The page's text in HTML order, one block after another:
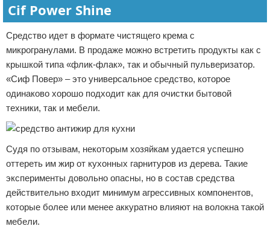
Cif Power Shine
Средство идет в формате чистящего крема с
микрогранулами. В продаже можно встретить продукты как с
крышкой типа «флик-флак», так и обычный пульверизатор.
«Сиф Повер» – это универсальное средство, которое
одинаково хорошо подходит как для очистки бытовой
техники, так и мебели.
Судя по отзывам, некоторым хозяйкам удается успешно
оттереть им жир от кухонных гарнитуров из дерева. Такие
эксперименты довольно опасны, но в состав средства
действительно входит минимум агрессивных компонентов,
которые более или менее аккуратно влияют на волокна такой
мебели.